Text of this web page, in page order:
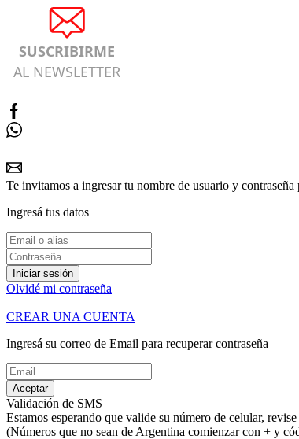
SUSCRIBIRME
AL NEWSLETTER
Te invitamos a ingresar tu nombre de usuario y
Ingresá tus datos
Iniciar sesión
Olvidé mi contraseña
CREAR UNA CUENTA
Ingresá su correo de Email para recuperar contraseña
Aceptar
Validación de SMS
Estamos esperando que valide su número de celular,
(Números que no sean de Argentina comienzar con + y